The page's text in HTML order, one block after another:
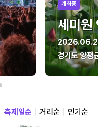
개최중
세미원
경기도 양평
축제일순 거리순 인기순